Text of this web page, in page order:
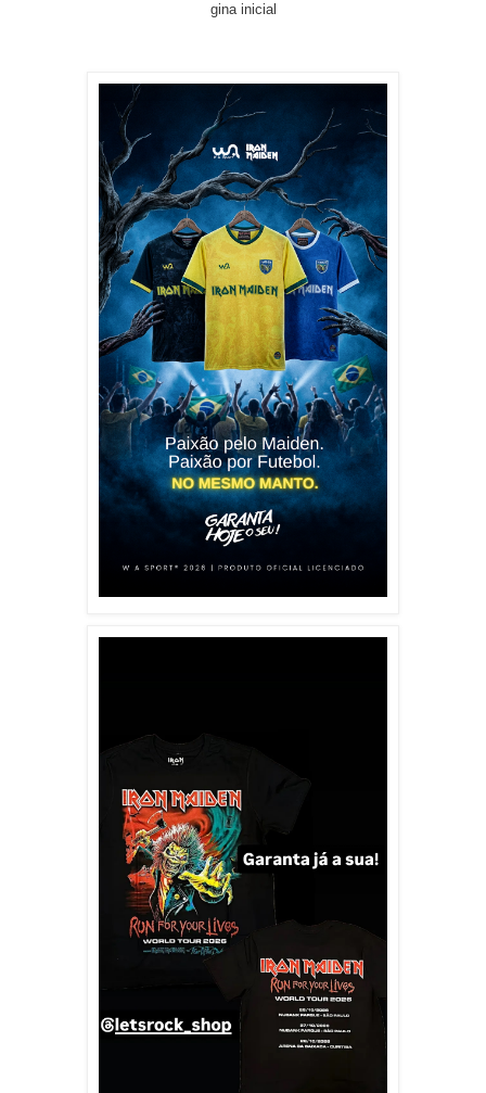
gina inicial